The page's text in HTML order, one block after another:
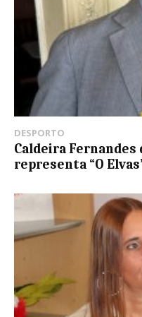
DESPORTO
Caldeira Fernandes
representa “O